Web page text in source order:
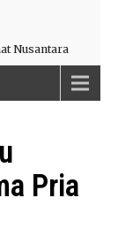
Nusantara
Pria